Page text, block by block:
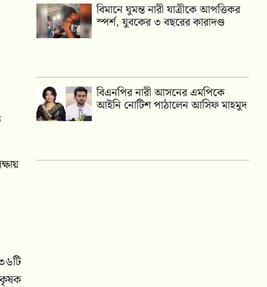
কৃষক
বিমানে ঘুমন্ত নারী যাত্রীকে আপত্তিকর
স্পর্শ, যুবকের ৩ বছরের কারাদণ্ড
বিএনপির নারী আসনের এমপিকে
আইনি নোটিশ পাঠালেন আসিফ মাহমুদ